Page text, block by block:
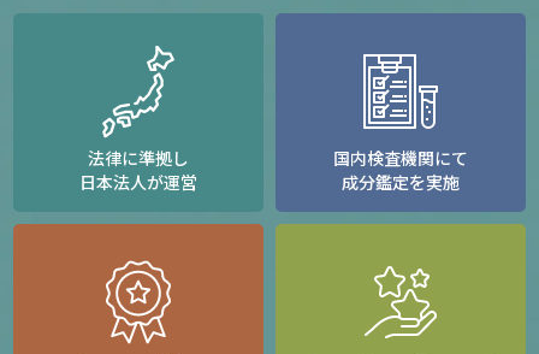
法律に準拠し
日本法人が運営
国内検査機関にて
成分鑑定を実施